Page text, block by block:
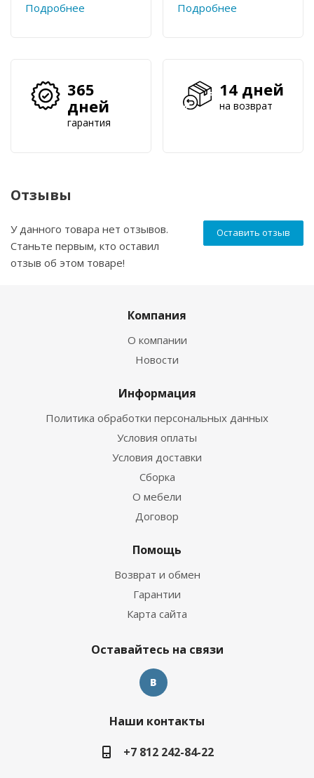
Подробнее
Подробнее
365
дней
гарантия
14 дней
на возврат
Отзывы
Оставить отзыв
У данного товара нет отзывов.
Станьте первым, кто оставил
отзыв об этом товаре!
Компания
О компании
Новости
Информация
Политика обработки персональных данных
Условия оплаты
Условия доставки
Сборка
О мебели
Договор
Помощь
Возврат и обмен
Гарантии
Карта сайта
Оставайтесь на связи
Наши контакты
+7 812 242-84-22